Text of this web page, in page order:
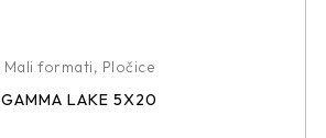
Mali formati, Pločice
GAMMA LAKE 5X20